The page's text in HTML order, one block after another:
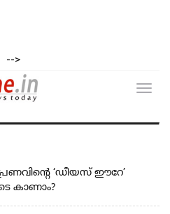
-->
പ്രണവിന്റെ ‘ഡീയസ് ഈറേ’
കാണാം?